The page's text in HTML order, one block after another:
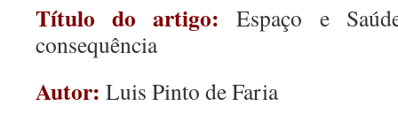
Título do artigo:Espaço e
consequência
Autor: Luis Pinto de Faria